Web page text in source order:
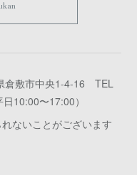
倉敷市中央1-4-16 TEL
10:00〜17:00）
ないことがございます